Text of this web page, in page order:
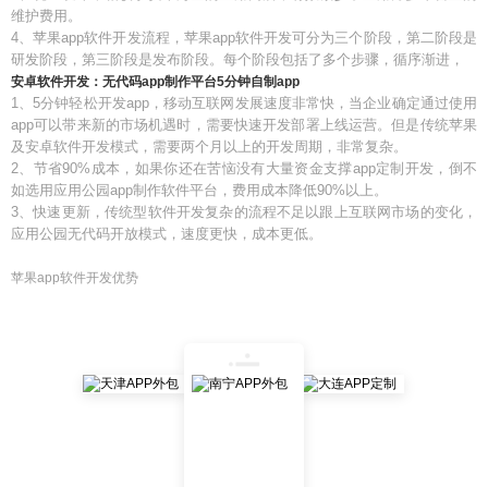
维护费用。
4、苹果app软件开发流程，苹果app软件开发可分为三个阶段，第二阶段是
研发阶段，第三阶段是发布阶段。每个阶段包括了多个步骤，循序渐进，
安卓软件开发：无代码app制作平台5分钟自制app
1、5分钟轻松开发app，移动互联网发展速度非常快，当企业确定通过使用
app可以带来新的市场机遇时，需要快速开发部署上线运营。但是传统苹果
及安卓软件开发模式，需要两个月以上的开发周期，非常复杂。
2、节省90%成本，如果你还在苦恼没有大量资金支撑app定制开发，倒不
如选用应用公园app制作软件平台，费用成本降低90%以上。
3、快速更新，传统型软件开发复杂的流程不足以跟上互联网市场的变化，
应用公园无代码开放模式，速度更快，成本更低。
苹果app软件开发优势